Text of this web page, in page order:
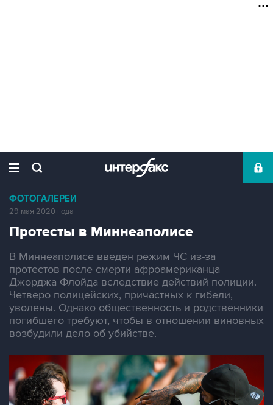
ФОТОГАЛЕРЕИ
29 мая 2020 года
Протесты в Миннеаполисе
В Миннеаполисе введен режим ЧС из-за
протестов после смерти афроамериканца
Джорджа Флойда вследствие действий полиции.
Четверо полицейских, причастных к гибели,
уволены. Однако общественность и родственники
погибшего требуют, чтобы в отношении виновных
возбудили дело об убийстве.